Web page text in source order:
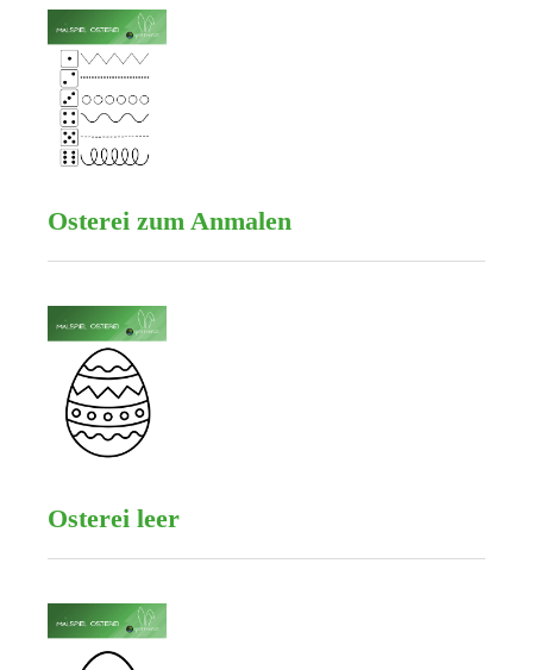
Osterei zum Anmalen
Osterei leer